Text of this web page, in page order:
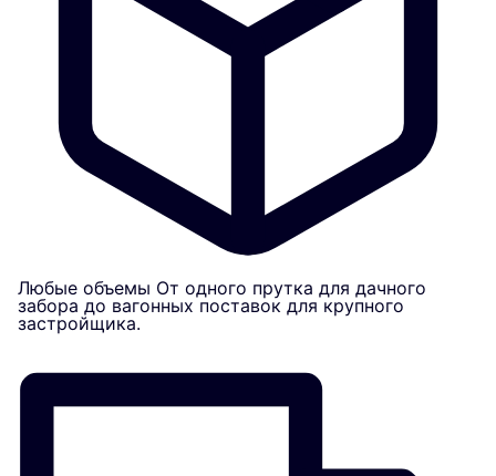
Любые объемы От одного прутка для дачного
забора до вагонных поставок для крупного
застройщика.